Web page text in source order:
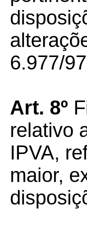
6.977/
Art. 8º
relativo
IPVA,
maior,